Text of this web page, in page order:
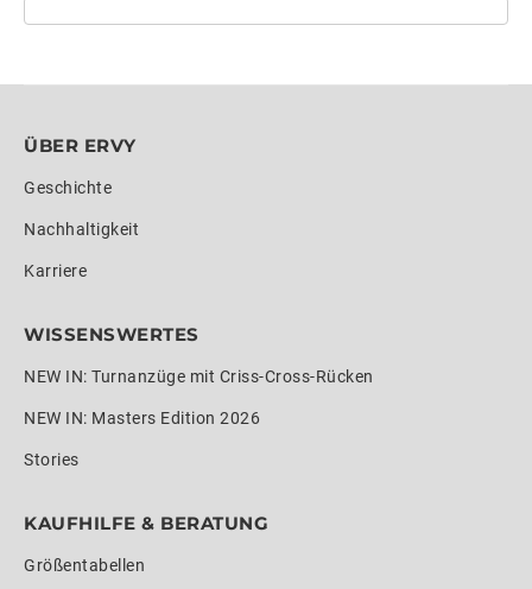
ÜBER ERVY
Geschichte
Nachhaltigkeit
Karriere
WISSENSWERTES
NEW IN: Turnanzüge mit Criss-Cross-Rücken
NEW IN: Masters Edition 2026
Stories
KAUFHILFE & BERATUNG
Größentabellen